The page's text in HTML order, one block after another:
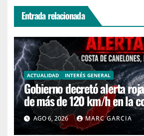
Entrada relacionada
ACTUALIDAD INTERÉS GENERAL
Gobierno decretó alerta
de más de 120 km/h en la
Canelones, Maldonado y
AGO 6, 2026 MARC GARCIA